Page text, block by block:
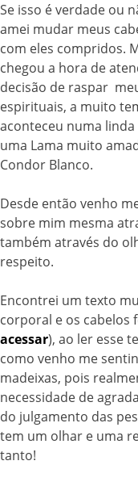
Se isso é verdade ou
amei mudar meus
com eles compridos.
chegou a hora de
decisão de raspar
espirituais, a muito
aconteceu numa
uma Lama muito
Condor Blanco.
Desde então venho
sobre mim mesma
também através do
respeito.
Encontrei um texto
corporal e os cabelos
acessar), ao ler esse
como venho me
madeixas, pois
necessidade de
do julgamento das
tem um olhar e uma
tanto!